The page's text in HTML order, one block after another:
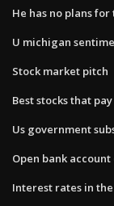
He has no plans
U michigan
Stock market pitch
Best stocks that
Us government
Open bank
Interest rates in the